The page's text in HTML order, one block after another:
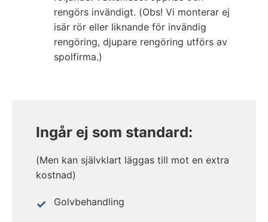
rengörs invändigt. (Obs! Vi monterar ej
isär rör eller liknande för invändig
rengöring, djupare rengöring utförs av
spolfirma.)
Ingår ej som standard:
(Men kan självklart läggas till mot en extra
kostnad)
Golvbehandling